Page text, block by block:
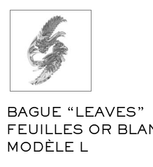
BAGUE “LEAVES”
FEUILLES OR
MODÈLE L